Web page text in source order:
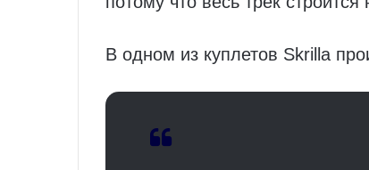
В одном из куплетов Skrilla